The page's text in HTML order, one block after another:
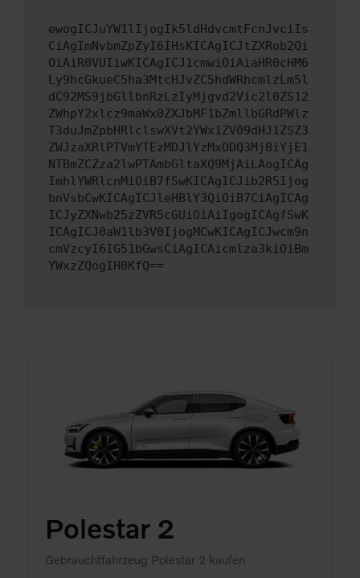
ewogICJuYW1lIjogIk5ldHdvcmtFcnJvciIs
CiAgImNvbmZpZyI6IHsKICAgICJtZXRob2Qi
OiAiR0VUIiwKICAgICJ1cmwiOiAiaHR0cHM6
Ly9hcGkueC5ha3MtcHJvZC5hdWRhcmlzLm5l
dC92MS9jbGllbnRzLzIyMjgvd2Vic2l0ZS12
ZWhpY2xlcz9maWx0ZXJbMF1bZmllbGRdPWlz
T3duJmZpbHRlclswXVt2YWx1ZV09dHJ1ZSZ3
ZWJzaXRlPTVmYTEzMDJlYzMxODQ3MjBiYjE1
NTBmZCZza2lwPTAmbGltaXQ9MjAiLAogICAg
ImhlYWRlcnMiOiB7fSwKICAgICJib2R5Ijog
bnVsbCwKICAgICJleHBlY3QiOiB7CiAgICAg
ICJyZXNwb25zZVR5cGUiOiAiIgogICAgfSwK
ICAgICJ0aW1lb3V0IjogMCwKICAgICJwcm9n
cmVzcyI6IG51bGwsCiAgICAicmlza3kiOiBm
YWxzZQogIH0KfQ==
Polestar 2
Gebrauchtfahrzeug Polestar 2 kaufen